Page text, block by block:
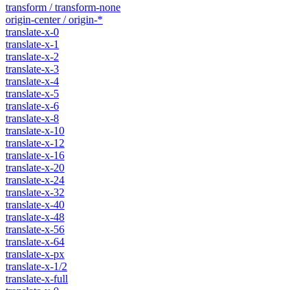
transform / transform-none
origin-center / origin-*
translate-x-0
translate-x-1
translate-x-2
translate-x-3
translate-x-4
translate-x-5
translate-x-6
translate-x-8
translate-x-10
translate-x-12
translate-x-16
translate-x-20
translate-x-24
translate-x-32
translate-x-40
translate-x-48
translate-x-56
translate-x-64
translate-x-px
translate-x-1/2
translate-x-full